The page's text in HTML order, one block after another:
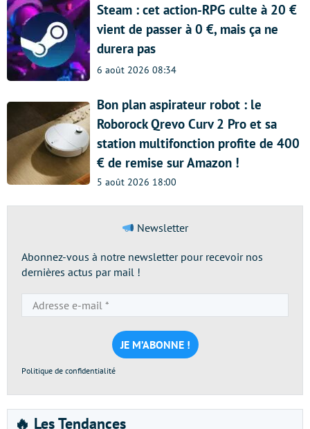
Steam : cet action-RPG culte à 20 €
vient de passer à 0 €, mais ça ne
durera pas
6 août 2026 08:34
Bon plan aspirateur robot : le
Roborock Qrevo Curv 2 Pro et sa
station multifonction profite de 400
€ de remise sur Amazon !
5 août 2026 18:00
Newsletter
Abonnez-vous à notre newsletter pour recevoir nos
dernières actus par mail !
e-
mail
*
Politique de confidentialité
🔥 Les Tendances